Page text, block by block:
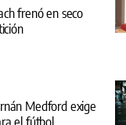
frenó en seco
Medford exige
el fútbol